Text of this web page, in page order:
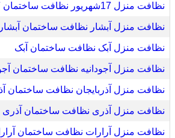
نظافت منزل 17شهریور نظافت ساختمان 17شهریور
نظافت منزل آبشار نظافت ساختمان آبشار
نظافت منزل آبک نظافت ساختمان آبک
نظافت منزل آجودانیه نظافت ساختمان
نظافت منزل آذربایجان نظافت ساختمان
نظافت منزل آذری نظافت ساختمان آذری
نظافت منزل آرارات نظافت ساختمان